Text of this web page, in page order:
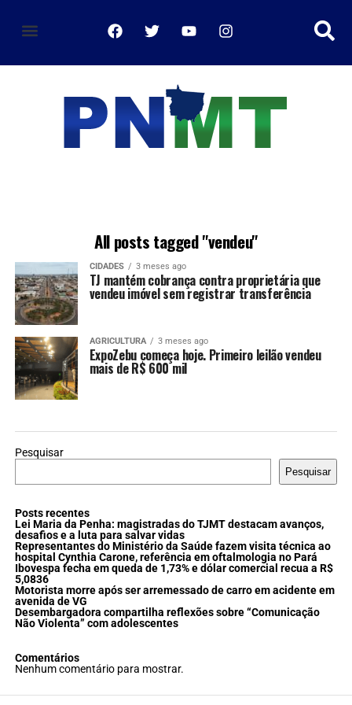
All posts tagged "vendeu"
CIDADES 3 meses ago
TJ mantém cobrança contra proprietária que
vendeu imóvel sem registrar transferência
AGRICULTURA 3 meses ago
ExpoZebu começa hoje. Primeiro leilão vendeu
mais de R$ 600 mil
Pesquisar
Pesquisar
Posts recentes
Lei Maria da Penha: magistradas do TJMT destacam avanços,
desafios e a luta para salvar vidas
Representantes do Ministério da Saúde fazem visita técnica ao
hospital Cynthia Carone, referência em oftalmologia no Pará
Ibovespa fecha em queda de 1,73% e dólar comercial recua a R$
5,0836
Motorista morre após ser arremessado de carro em acidente em
avenida de VG
Desembargadora compartilha reflexões sobre “Comunicação
Não Violenta” com adolescentes
Comentários
Nenhum comentário para mostrar.